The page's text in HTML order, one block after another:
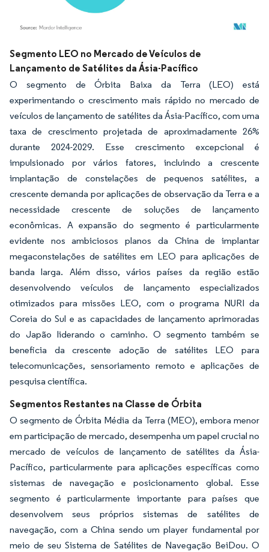
Imagem © Mordor Intelligence. O reuso requer atribuição conforme CC BY 4.0.
Segmento LEO no Mercado de Veículos de
Lançamento de Satélites da Ásia-Pacífico
O segmento de Órbita Baixa da Terra (LEO) está
experimentando o crescimento mais rápido no mercado de
veículos de lançamento de satélites da Ásia-Pacífico, com uma
taxa de crescimento projetada de aproximadamente 26%
durante 2024-2029. Esse crescimento excepcional é
impulsionado por vários fatores, incluindo a crescente
implantação de constelações de pequenos satélites, a
crescente demanda por aplicações de observação da Terra e a
necessidade crescente de soluções de lançamento
econômicas. A expansão do segmento é particularmente
evidente nos ambiciosos planos da China de implantar
megaconstelações de satélites em LEO para aplicações de
banda larga. Além disso, vários países da região estão
desenvolvendo veículos de lançamento especializados
otimizados para missões LEO, com o programa NURI da
Coreia do Sul e as capacidades de lançamento aprimoradas
do Japão liderando o caminho. O segmento também se
beneficia da crescente adoção de satélites LEO para
telecomunicações, sensoriamento remoto e aplicações de
pesquisa científica.
Segmentos Restantes na Classe de Órbita
O segmento de Órbita Média da Terra (MEO), embora menor
em participação de mercado, desempenha um papel crucial no
mercado de veículos de lançamento de satélites da Ásia-
Pacífico, particularmente para aplicações específicas como
sistemas de navegação e posicionamento global. Esse
segmento é particularmente importante para países que
desenvolvem seus próprios sistemas de satélites de
navegação, com a China sendo um player fundamental por
meio de seu Sistema de Satélites de Navegação BeiDou. O